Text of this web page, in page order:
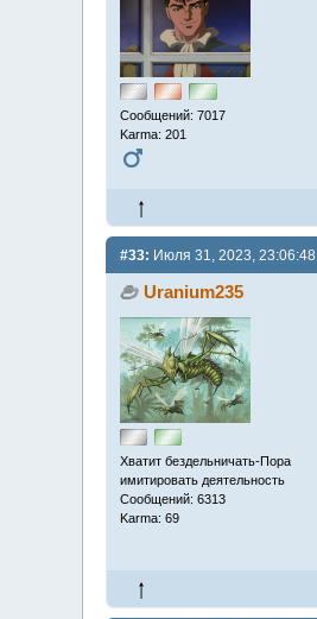
Сообщений: 7017
Karma: 201
#33: Июля 31, 2023, 23:06:48
Uranium235
Хватит бездельничать-Пора
имитировать деятельность
Сообщений: 6313
Karma: 69